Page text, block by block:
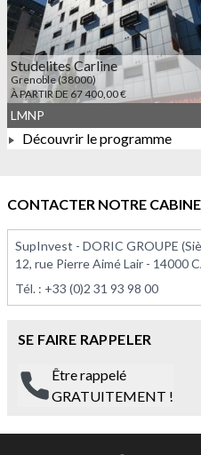
Studelites Carline
Grenoble (38000)
À PARTIR DE 67 400,00 €
À PARTIR DE 67 400,00 €
LMNP
Découvrir le programme
CONTACTER NOTRE
SupInvest - DORIC GROUPE
12, rue Pierre Aimé Lair - 14000
Tél. : +33 (0)2 31 93 98 00
SE FAIRE RAPPELER
Être rappelé
GRATUITEMENT !